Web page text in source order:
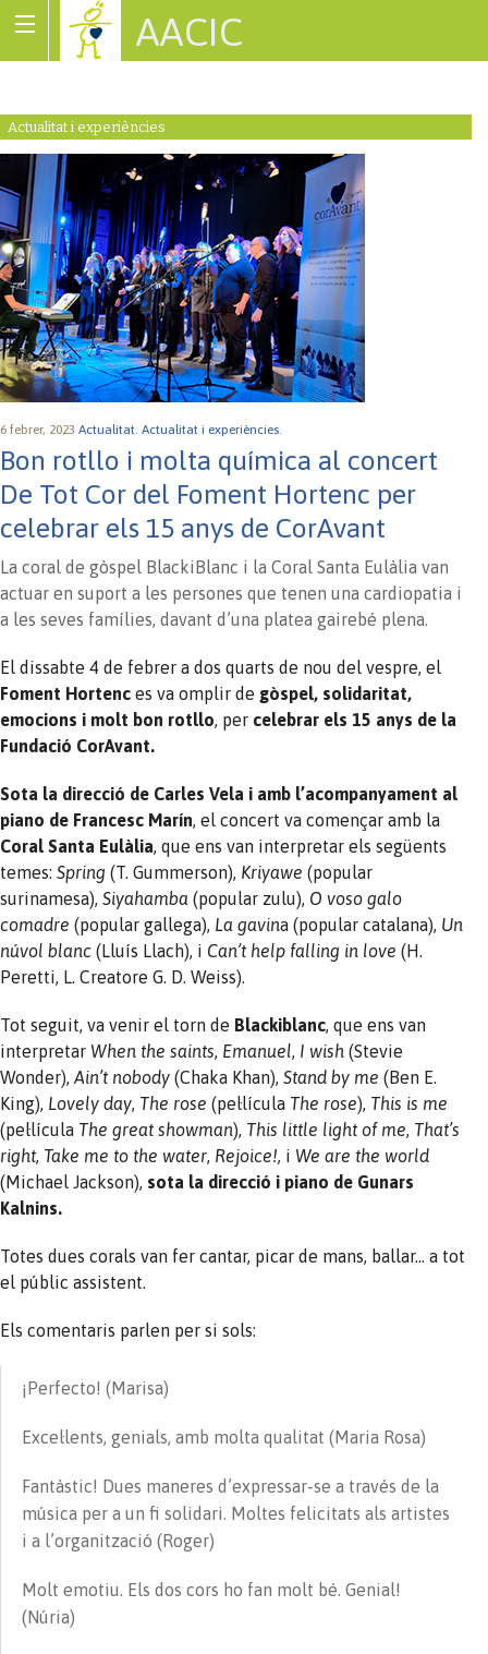
AACIC
Actualitat i experiències
6 febrer, 2023 Actualitat. Actualitat i experiències.
Bon rotllo i molta química al concert
De Tot Cor del Foment Hortenc per
celebrar els 15 anys de CorAvant
La coral de gòspel BlackiBlanc i la Coral Santa Eulàlia van
actuar en suport a les persones que tenen una cardiopatia i
a les seves famílies, davant d’una platea gairebé plena.
El dissabte 4 de febrer a dos quarts de nou del vespre, el
Foment Hortenc es va omplir de gòspel, solidaritat,
emocions i molt bon rotllo , per celebrar els 15 anys de la
Fundació CorAvant.
Sota la direcció de Carles Vela i amb l’acompanyament al
piano de Francesc Marín , el concert va començar amb la
Coral Santa Eulàlia , que ens van interpretar els següents
temes: Spring (T. Gummerson), Kriyawe (popular
surinamesa), Siyahamba (popular zulu), O voso galo
comadre (popular gallega), La gavina (popular catalana), Un
núvol blanc (Lluís Llach), i Can’t help falling in love (H.
Peretti, L. Creatore G. D. Weiss).
Tot seguit, va venir el torn de Blackiblanc , que ens van
interpretar When the saints Emanuel I wish (Stevie
Wonder), Ain’t nobody (Chaka Khan), Stand by me (Ben E.
King), Lovely day The rose (pel·lícula The rose), This is me
(pel·lícula The great showman), This little light of me That’s
right, Take me to the water Rejoice!, i We are the world
(Michael Jackson), sota la direcció i piano de Gunars
Kalnins.
Totes dues corals van fer cantar, picar de mans, ballar… a tot
el públic assistent.
Els comentaris parlen per si sols:
¡Perfecto! (Marisa)
Excel·lents, genials, amb molta qualitat (Maria Rosa)
Fantàstic! Dues maneres d’expressar-se a través de la
música per a un fi solidari. Moltes felicitats als artistes
i a l’organització (Roger)
Molt emotiu. Els dos cors ho fan molt bé. Genial!
(Núria)